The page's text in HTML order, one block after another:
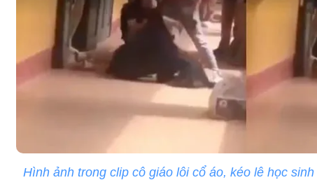
Hình ảnh trong clip cô giáo lôi cổ áo, kéo lê học